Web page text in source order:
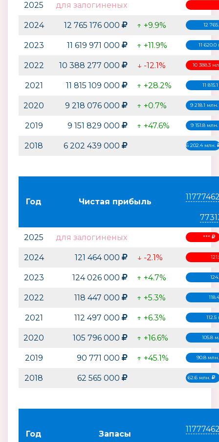
2025 для залогиненых
2024 12 765 176 000 ↑ +9.9% 12
2023 11 619 971 000 ↑ +11.9% 11
2022 10 388 277 000 ↓ -12.1% 10 388.3
2021 11 815 109 000 ↑ +28.2% 11
2020 9 218 076 000 ↑ +0.7% 9 218.1
2019 9 151 829 000 ↑ +47.6% 9 151.8
2018 6 202 439 000 6 202.4 млн.
Год Чистая прибыль
2025 для залогиненых ***
2024 121 464 000 ↓ -2.1%
2023 124 026 000 ↑ +4.7%
2022 118 447 000 ↑ +5.3%
2021 112 497 000 ↑ +6.3%
2020 105 796 000 ↑ +16.6% 105.8
2019 90 771 000 ↑ +45.1% 90.8
2018 62 565 000 62.6 млн.
Год Запасы